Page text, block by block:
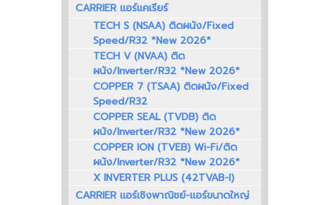
CARRIER แอร์แคเรียร์
TECH S (NSAA) ติดผนัง/Fixed
Speed/R32 *New 2026*
TECH V (NVAA) ติด
ผนัง/Inverter/R32 *New 2026*
COPPER 7 (TSAA) ติดผนัง/Fixed
Speed/R32
COPPER SEAL (TVDB) ติด
ผนัง/Inverter/R32 *New 2026*
COPPER ION (TVEB) Wi-Fi/ติด
ผนัง/Inverter/R32 *New 2026*
X INVERTER PLUS (42TVAB-I)
CARRIER แอร์เชิงพาณิชย์-แอร์ขนาดใหญ่